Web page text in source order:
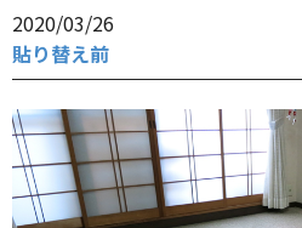
2020/03/26
貼り替え前